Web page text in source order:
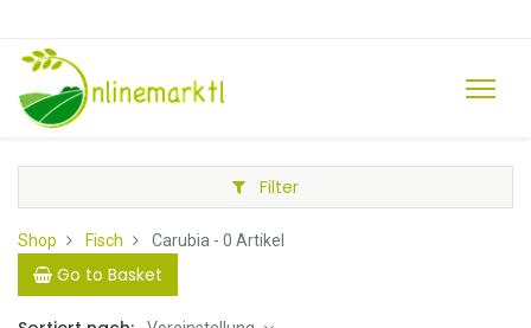
Filter
Shop Fisch Carubia - 0 Artikel
Go to Basket